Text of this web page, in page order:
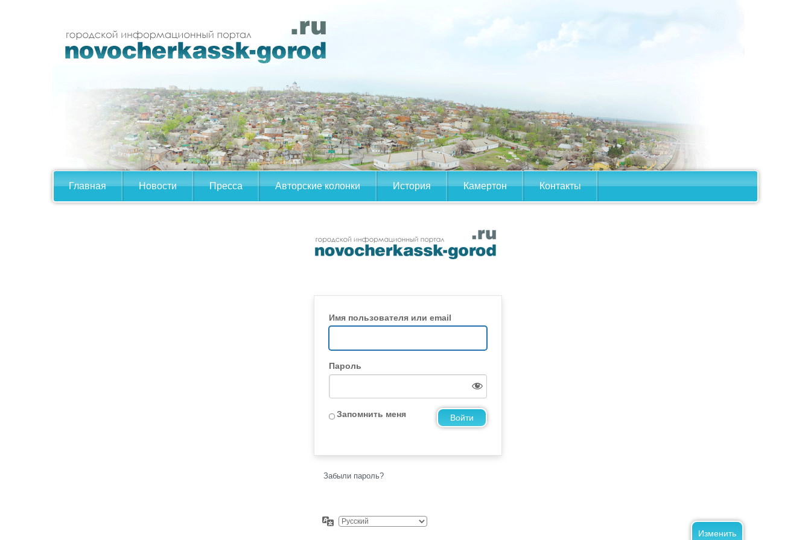
Главная Новости Пресса Авторские колонки История Камертон Контакты
Имя пользователя или email
Пароль
Запомнить меня
Забыли пароль?